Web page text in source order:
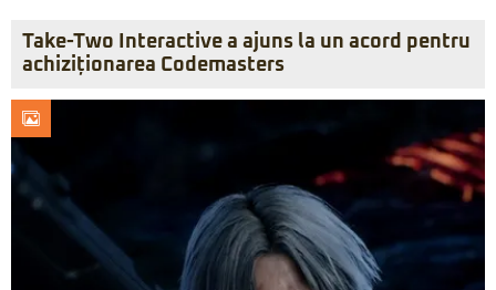
Take-Two Interactive a ajuns la un acord pentru
achiziționarea Codemasters